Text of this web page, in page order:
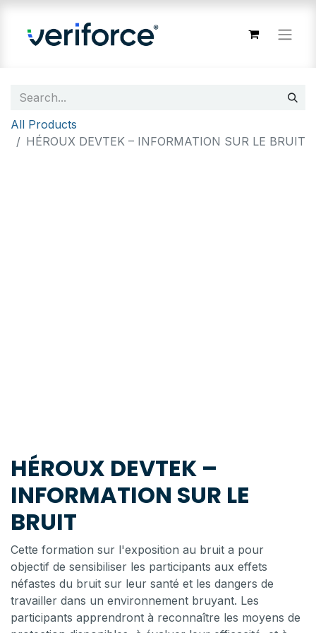
All Products
HÉROUX DEVTEK – INFORMATION SUR LE BRUIT
HÉROUX DEVTEK –
INFORMATION SUR LE
BRUIT
Cette formation sur l'exposition au bruit a pour
objectif de sensibiliser les participants aux effets
néfastes du bruit sur leur santé et les dangers de
travailler dans un environnement bruyant. Les
participants apprendront à reconnaître les moyens de